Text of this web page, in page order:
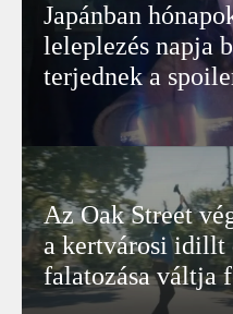
Japánban
leleplezés napja
terjednek a
Az Oak Street
a kertvárosi idillt
falatozása váltja